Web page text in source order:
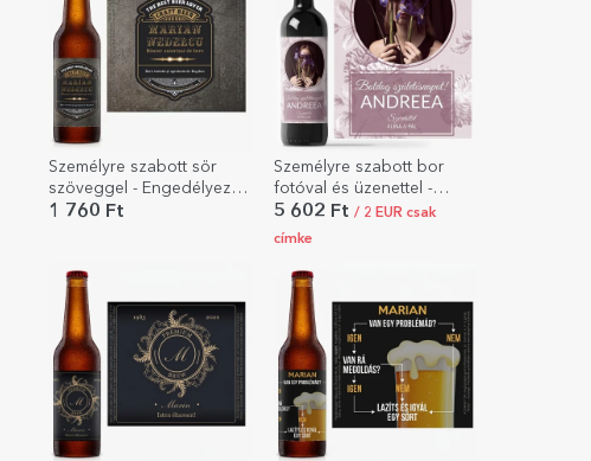
Személyre szabott sör
szöveggel - Engedélyezett
sörivó
1 760 Ft
Személyre szabott bor
fotóval és üzenettel -
Névnap
5 602 Ft/ 2 EUR csak
címke